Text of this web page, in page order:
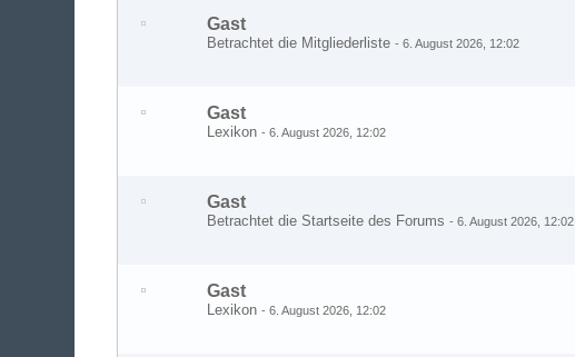
Gast
Betrachtet die Mitgliederliste-6. August 2026, 12:02
Gast
Lexikon-6. August 2026, 12:02
Gast
Betrachtet die Startseite des Forums-6. August 2026, 12:02
Gast
Lexikon-6. August 2026, 12:02